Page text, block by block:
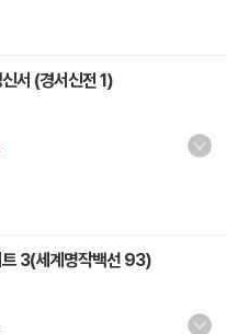
서 (경서신전 1)
3(세계명작백선 93)